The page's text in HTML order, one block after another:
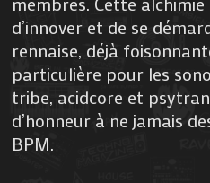
d’innover et de se
rennaise, déjà
particulière pour les
tribe, acidcore et
d’honneur à ne jamais
BPM.